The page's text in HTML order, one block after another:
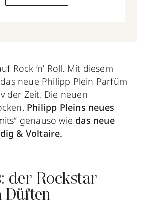
Rock ’n’ Roll. Mit diesem
neue Philipp Plein Parfüm
der Zeit. Die neuen
Philipp Pleins neues
genauso wie das neue
& Voltaire.
der Rockstar
Düften